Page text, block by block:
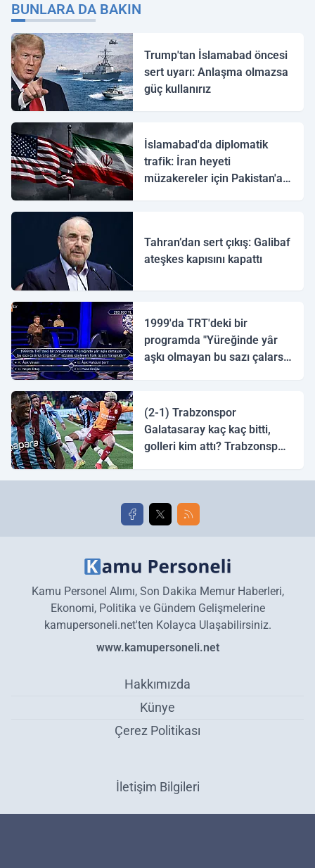
BUNLARA DA BAKIN
Trump'tan İslamabad öncesi
sert uyarı: Anlaşma olmazsa
güç kullanırız
İslamabad'da diplomatik
trafik: İran heyeti
müzakereler için Pakistan'a
Tahran’dan sert çıkış: Galibaf
ateşkes kapısını kapattı
1999'da TRT'deki bir
programda "Yüreğinde yâr
aşkı olmayan bu sazı çalarsa
(2-1) Trabzonspor
Galatasaray kaç kaç bitti,
golleri kim attı? Trabzonspor
golleri!
Kamu Personel Alımı, Son Dakika Memur Haberleri,
Ekonomi, Politika ve Gündem Gelişmelerine
kamupersoneli.net'ten Kolayca Ulaşabilirsiniz.
www.kamupersoneli.net
Hakkımızda
Künye
Çerez Politikası
İletişim Bilgileri